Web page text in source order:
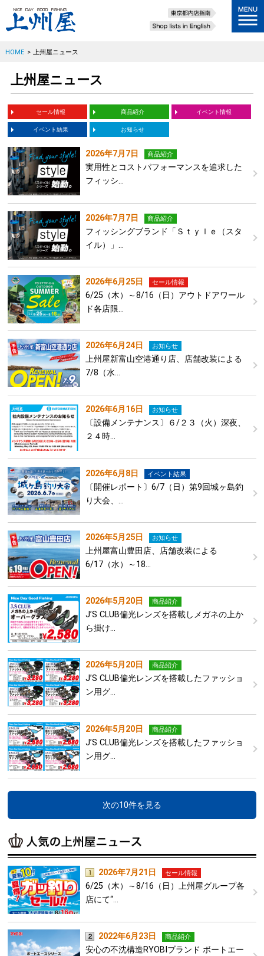
HOME > 上州屋ニュース
上州屋ニュース
セール情報 商品紹介 イベント情報
イベント結果 お知らせ
2026年7月7日 商品紹介
実用性とコストパフォーマンスを追求した
フィッシ…
2026年7月7日 商品紹介
フィッシングブランド「Ｓｔｙｌｅ（スタ
イル）」…
2026年6月25日 セール情報
6/25（木）～8/16（日）アウトドアワール
ド各店限…
2026年6月24日 お知らせ
上州屋新富山空港通り店、店舗改装による
7/8（水…
2026年6月16日 お知らせ
〔設備メンテナンス〕６/２３（火）深夜、
２４時…
2026年6月8日 イベント結果
〔開催レポート〕6/7（日）第9回城ヶ島釣
り大会、…
2026年5月25日 お知らせ
上州屋富山豊田店、店舗改装による
6/17（水）～18…
2026年5月20日 商品紹介
J’S CLUB偏光レンズを搭載しメガネの上か
ら掛け…
2026年5月20日 商品紹介
J’S CLUB偏光レンズを搭載したファッショ
ン用グ…
2026年5月20日 商品紹介
J’S CLUB偏光レンズを搭載したファッショ
ン用グ…
次の10件を見る
2026年7月21日 セール情報
6/25（木）～8/16（日）上州屋グループ各
店にて“…
2022年6月23日 商品紹介
安心の不沈構造RYOBIブランド ボートエー